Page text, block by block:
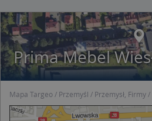
Mapa Targeo Przemyśl Przemysł, Firmy